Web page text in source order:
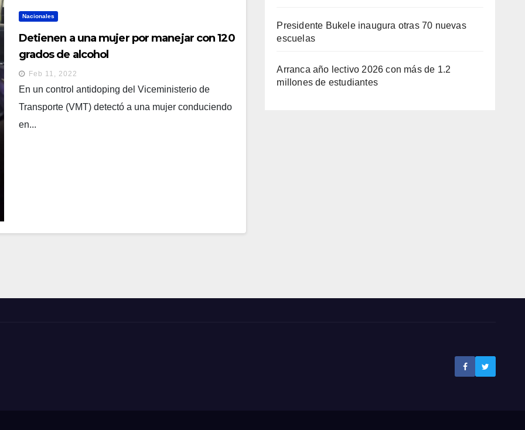
Nacionales
Detienen a una mujer por manejar con 120
grados de alcohol
Feb 11, 2022
En un control antidoping del Viceministerio de
Transporte (VMT) detectó a una mujer conduciendo
en...
Presidente Bukele inaugura otras 70 nuevas
escuelas
Arranca año lectivo 2026 con más de 1.2
millones de estudiantes